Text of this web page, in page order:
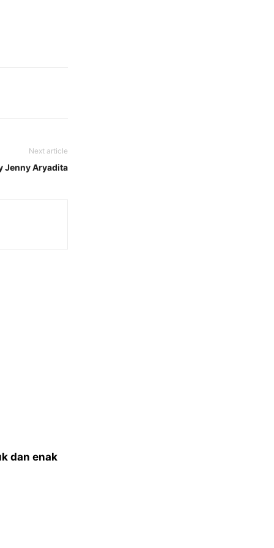
Next article
Jenny Aryadita
dan enak